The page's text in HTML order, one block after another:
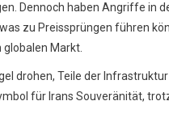
Dennoch haben Angriffe in
zu Preissprüngen führen
Markt.
drohen, Teile der
für Irans Souveränität,